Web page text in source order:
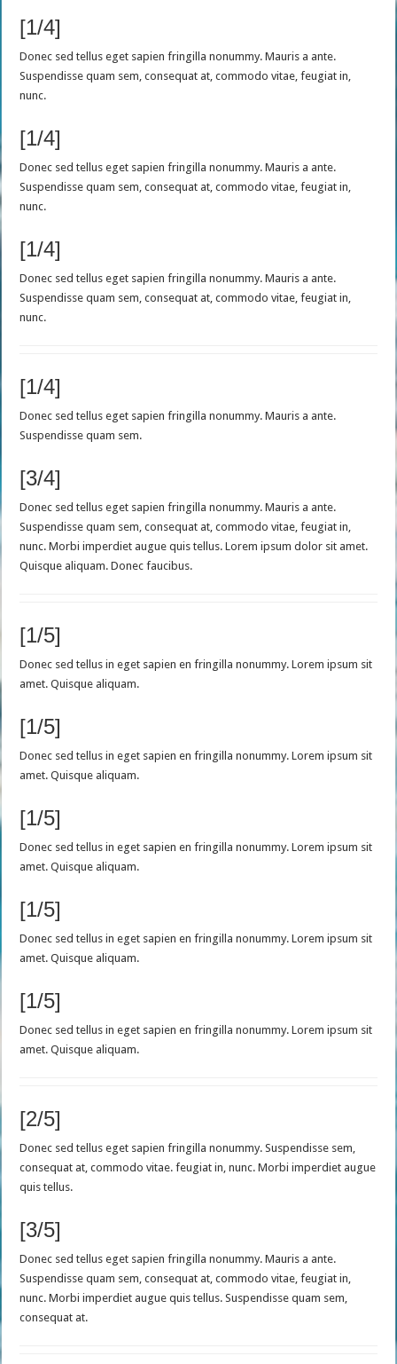
[1/4]
Donec sed tellus eget sapien fringilla nonummy. Mauris a ante.
Suspendisse quam sem, consequat at, commodo vitae, feugiat in,
nunc.
[1/4]
Donec sed tellus eget sapien fringilla nonummy. Mauris a ante.
Suspendisse quam sem, consequat at, commodo vitae, feugiat in,
nunc.
[1/4]
Donec sed tellus eget sapien fringilla nonummy. Mauris a ante.
Suspendisse quam sem, consequat at, commodo vitae, feugiat in,
nunc.
[1/4]
Donec sed tellus eget sapien fringilla nonummy. Mauris a ante.
Suspendisse quam sem.
[3/4]
Donec sed tellus eget sapien fringilla nonummy. Mauris a ante.
Suspendisse quam sem, consequat at, commodo vitae, feugiat in,
nunc. Morbi imperdiet augue quis tellus. Lorem ipsum dolor sit amet.
Quisque aliquam. Donec faucibus.
[1/5]
Donec sed tellus in eget sapien en fringilla nonummy. Lorem ipsum sit
amet. Quisque aliquam.
[1/5]
Donec sed tellus in eget sapien en fringilla nonummy. Lorem ipsum sit
amet. Quisque aliquam.
[1/5]
Donec sed tellus in eget sapien en fringilla nonummy. Lorem ipsum sit
amet. Quisque aliquam.
[1/5]
Donec sed tellus in eget sapien en fringilla nonummy. Lorem ipsum sit
amet. Quisque aliquam.
[1/5]
Donec sed tellus in eget sapien en fringilla nonummy. Lorem ipsum sit
amet. Quisque aliquam.
[2/5]
Donec sed tellus eget sapien fringilla nonummy. Suspendisse sem,
consequat at, commodo vitae. feugiat in, nunc. Morbi imperdiet augue
quis tellus.
[3/5]
Donec sed tellus eget sapien fringilla nonummy. Mauris a ante.
Suspendisse quam sem, consequat at, commodo vitae, feugiat in,
nunc. Morbi imperdiet augue quis tellus. Suspendisse quam sem,
consequat at.